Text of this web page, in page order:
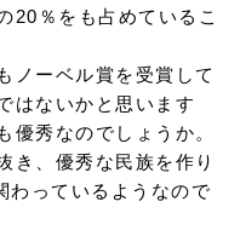
20％をも占めているこ
ノーベル賞を受賞して
はないかと思います
優秀なのでしょうか。
き、優秀な民族を作り
わっているようなので